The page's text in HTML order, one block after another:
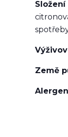
Složení
Země